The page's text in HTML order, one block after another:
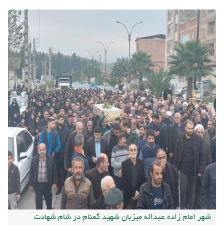
شهر امام زاده عبداله میزبان شهید گمنام در شام شهادت